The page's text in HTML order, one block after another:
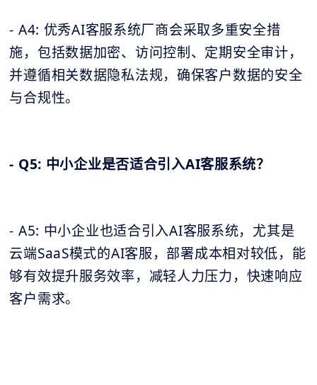
- A4: 优秀AI客服系统厂商会采取多重安全措
施，包括数据加密、访问控制、定期安全审计，
并遵循相关数据隐私法规，确保客户数据的安全
与合规性。
- Q5: 中小企业是否适合引入AI客服系统？
- A5: 中小企业也适合引入AI客服系统，尤其是
云端SaaS模式的AI客服，部署成本相对较低，能
够有效提升服务效率，减轻人力压力，快速响应
客户需求。